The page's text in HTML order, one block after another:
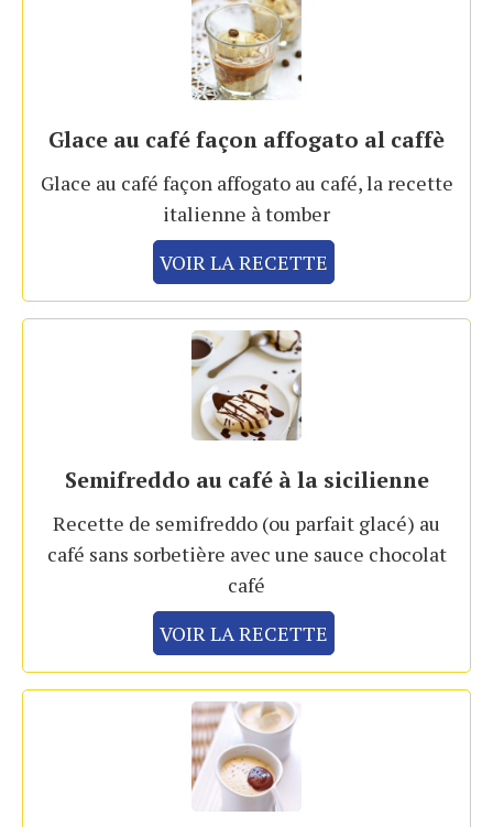
Glace au café façon affogato al caffè
Glace au café façon affogato au café, la recette
italienne à tomber
VOIR LA RECETTE
Semifreddo au café à la sicilienne
Recette de semifreddo (ou parfait glacé) au
café sans sorbetière avec une sauce chocolat
café
VOIR LA RECETTE